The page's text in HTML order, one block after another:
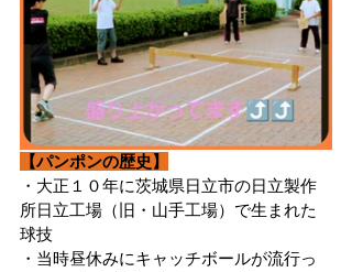
【パンポンの歴史】
・大正１０年に茨城県日立市の日立製作
所日立工場（旧・山手工場）で生まれた
球技
・当時昼休みにキャッチボールが流行っ